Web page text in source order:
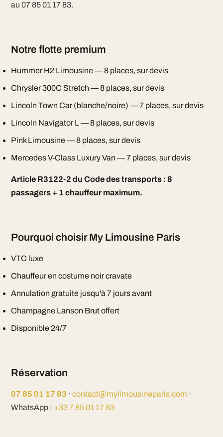
au 07 85 01 17 83.
Notre flotte premium
Hummer H2 Limousine — 8 places, sur devis
Chrysler 300C Stretch — 8 places, sur devis
Lincoln Town Car (blanche/noire) — 7 places, sur devis
Lincoln Navigator L — 8 places, sur devis
Pink Limousine — 8 places, sur devis
Mercedes V-Class Luxury Van — 7 places, sur devis
Article R3122-2 du Code des transports : 8
passagers + 1 chauffeur maximum.
Pourquoi choisir My Limousine Paris
VTC luxe
Chauffeur en costume noir cravate
Annulation gratuite jusqu'à 7 jours avant
Champagne Lanson Brut offert
Disponible 24/7
Réservation
07 85 01 17 83 · contact@mylimousineparis.com ·
WhatsApp : +33 7 85 01 17 83